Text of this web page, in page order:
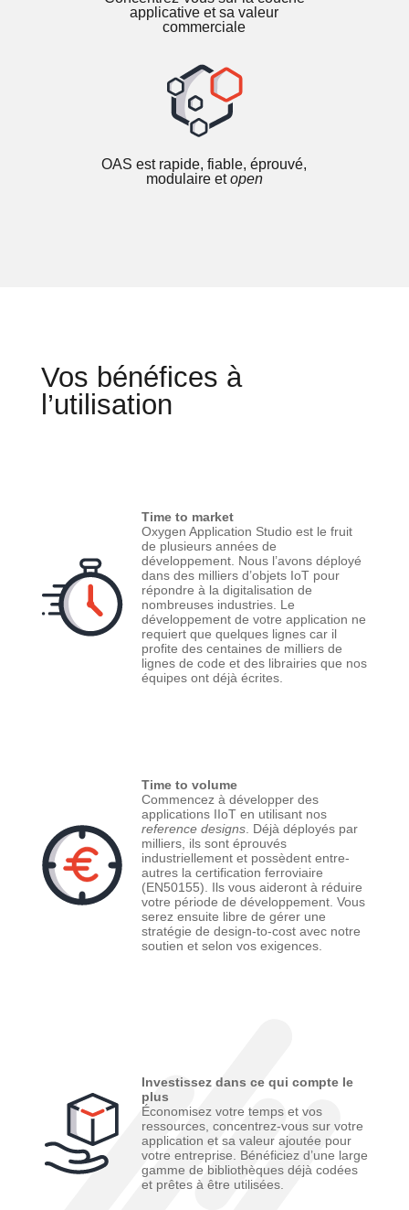
applicative et sa valeur
commerciale
OAS est rapide, fiable, éprouvé,
modulaire etopen
Vos bénéfices à
l’utilisation
Time to market
Oxygen Application Studio est le fruit
de plusieurs années de
développement. Nous l’avons déployé
dans des milliers d’objets IoT pour
répondre à la digitalisation de
nombreuses industries. Le
développement de votre application ne
requiert que quelques lignes car il
profite des centaines de milliers de
lignes de code et des librairies que nos
équipes ont déjà écrites.
Time to volume
Commencez à développer des
applications IIoT en utilisant nos
reference designs. Déjà déployés par
milliers, ils sont éprouvés
industriellement et possèdent entre-
autres la certification ferroviaire
(EN50155). Ils vous aideront à réduire
votre période de développement. Vous
serez ensuite libre de gérer une
stratégie de design-to-cost avec notre
soutien et selon vos exigences.
Investissez dans ce qui compte le
plus
Économisez votre temps et vos
ressources, concentrez-vous sur votre
application et sa valeur ajoutée pour
votre entreprise. Bénéficiez d’une large
gamme de bibliothèques déjà codées
et prêtes à être utilisées.